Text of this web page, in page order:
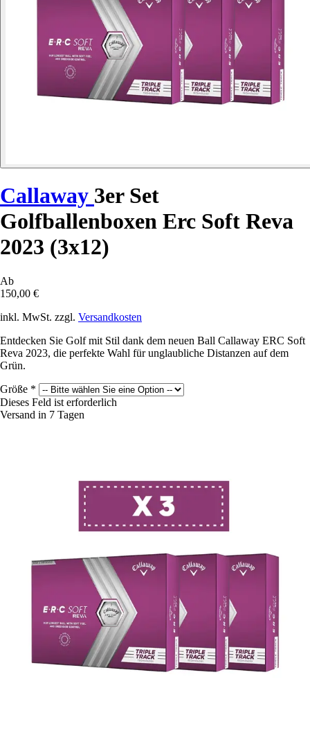
Callaway 3er Set
Golfballenboxen Erc Soft Reva
2023 (3x12)
Ab
150,00 €
inkl. MwSt. zzgl. Versandkosten
Entdecken Sie Golf mit Stil dank dem neuen Ball Callaway ERC Soft
Reva 2023, die perfekte Wahl für unglaubliche Distanzen auf dem
Grün.
Größe *
Dieses Feld ist erforderlich
Versand in 7 Tagen